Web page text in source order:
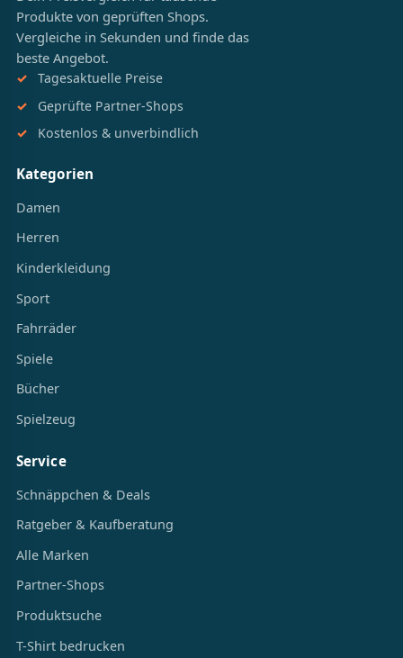
Produkte von geprüften Shops.
Vergleiche in Sekunden und finde das
beste Angebot.
Tagesaktuelle Preise
Geprüfte Partner-Shops
Kostenlos & unverbindlich
Kategorien
Damen
Herren
Kinderkleidung
Sport
Fahrräder
Spiele
Bücher
Spielzeug
Service
Schnäppchen & Deals
Ratgeber & Kaufberatung
Alle Marken
Partner-Shops
Produktsuche
T-Shirt bedrucken